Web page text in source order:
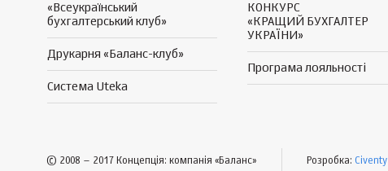
«Всеукраїнський
бухгалтерський клуб»
Друкарня «Баланс-клуб»
Система Uteka
КОНКУРС
«КРАЩИЙ БУХГАЛТЕР
УКРАЇНИ»
Програма лояльності
© 2008 – 2017 Концепція: компанія «Баланс» Розробка: Civenty